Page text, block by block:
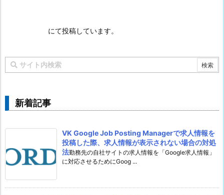
にて投稿しています。
新着記事
VK Google Job Posting Managerで求人情報を
投稿した際、求人情報が表示されない場合の対処
法勤務先の自社サイトの求人情報を「Google求人情報」
に対応させるためにGoog ...